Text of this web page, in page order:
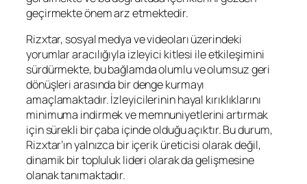
geçirmekte önem arz etmektedir.
Rizxtar, sosyal medya ve videoları üzerindeki
yorumlar aracılığıyla izleyici kitlesi ile etkileşimini
sürdürmekte, bu bağlamda olumlu ve olumsuz geri
dönüşleri arasında bir denge kurmayı
amaçlamaktadır. İzleyicilerinin hayal kırıklıklarını
minimuma indirmek ve memnuniyetlerini artırmak
için sürekli bir çaba içinde olduğu açıktır. Bu durum,
Rizxtar’ın yalnızca bir içerik üreticisi olarak değil,
dinamik bir topluluk lideri olarak da gelişmesine
olanak tanımaktadır.